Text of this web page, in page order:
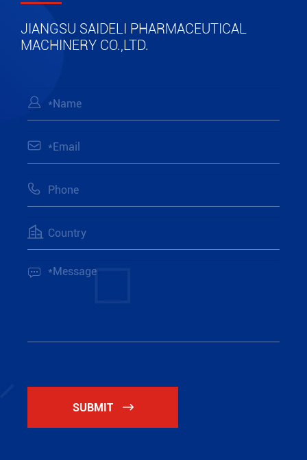
JIANGSU SAIDELI PHARMACEUTICAL
MACHINERY CO.,LTD.





SUBMIT 